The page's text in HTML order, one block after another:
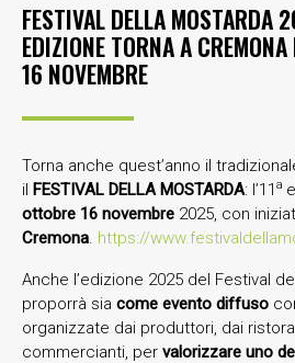
FESTIVAL DELLA MOSTARDA
EDIZIONE TORNA A
16 NOVEMBRE
Torna anche quest’anno il
il FESTIVAL DELLA MOSTARDA: l’11 a
ottobre 16 novembre 2025, con
Cremona. https://
Anche l’edizione 2025 del Festival
proporrà sia come evento diffuso
organizzate dai produttori, dai
commercianti, per valorizzare uno